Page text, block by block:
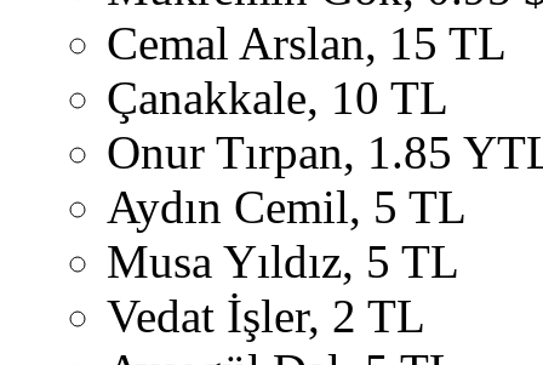
Cemal Arslan, 15 TL
Çanakkale, 10 TL
Onur Tırpan, 1.85
Aydın Cemil, 5 TL
Musa Yıldız, 5 TL
Vedat İşler, 2 TL